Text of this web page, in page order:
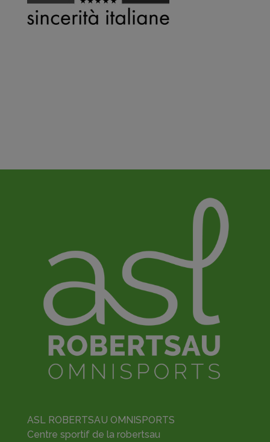
ASL ROBERTSAU OMNISPORTS
Centre sportif de la robertsau